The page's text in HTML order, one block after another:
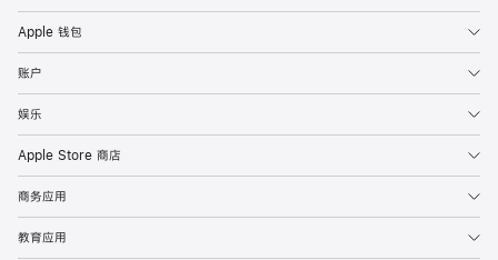
Apple 钱包
账户
娱乐
Apple Store 商店
商务应用
教育应用